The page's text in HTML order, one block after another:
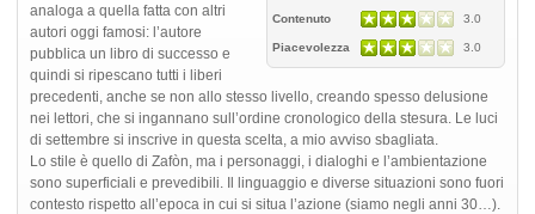
Contenuto 3.0
Piacevolezza 3.0
analoga a quella fatta con altri
autori oggi famosi: l’autore
pubblica un libro di successo e
quindi si ripescano tutti i liberi
precedenti, anche se non allo stesso livello, creando spesso delusione
nei lettori, che si ingannano sull’ordine cronologico della stesura. Le luci
di settembre si inscrive in questa scelta, a mio avviso sbagliata.
Lo stile è quello di Zafòn, ma i personaggi, i dialoghi e l’ambientazione
sono superficiali e prevedibili. Il linguaggio e diverse situazioni sono fuori
contesto rispetto all’epoca in cui si situa l’azione (siamo negli anni 30…).